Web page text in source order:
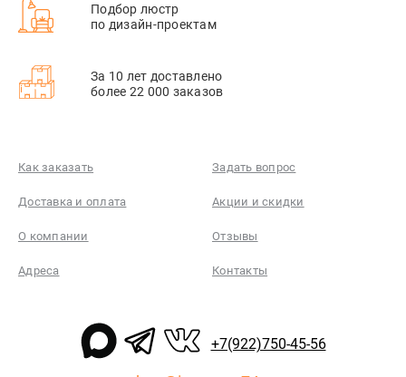
Подбор люстр
по дизайн-проектам
За 10 лет доставлено
более 22 000 заказов
Как заказать Задать вопрос
Доставка и оплата Акции и скидки
О компании Отзывы
Адреса Контакты
+7(922)750-45-56